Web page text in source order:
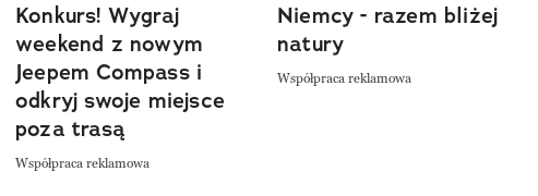
Konkurs! Wygraj
weekend z nowym
Jeepem Compass i
odkryj swoje miejsce
poza trasą
Współpraca reklamowa
Niemcy - razem bliżej
natury
Współpraca reklamowa